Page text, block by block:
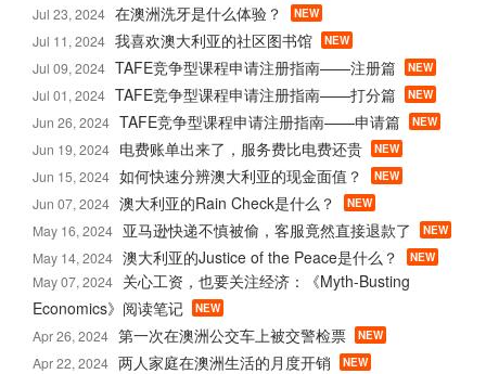
Jul 23, 2024 在澳洲洗牙是什么体验？ NEW
Jul 11, 2024 我喜欢澳大利亚的社区图书馆 NEW
Jul 09, 2024 TAFE竞争型课程申请注册指南——注册篇 NEW
Jul 01, 2024 TAFE竞争型课程申请注册指南——打分篇 NEW
Jun 26, 2024 TAFE竞争型课程申请注册指南——申请篇 NEW
Jun 19, 2024 电费账单出来了，服务费比电费还贵 NEW
Jun 15, 2024 如何快速分辨澳大利亚的现金面值？ NEW
Jun 07, 2024 澳大利亚的Rain Check是什么？ NEW
May 16, 2024 亚马逊快递不慎被偷，客服竟然直接退款了 NEW
May 14, 2024 澳大利亚的Justice of the Peace是什么？ NEW
May 07, 2024 关心工资，也要关注经济：《Myth-Busting
Economics》阅读笔记
NEW
Apr 26, 2024 第一次在澳洲公交车上被交警检票 NEW
Apr 22, 2024 两人家庭在澳洲生活的月度开销 NEW